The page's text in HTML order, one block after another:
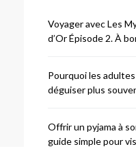
Voyager avec Les
d’Or Épisode 2. À
Pourquoi les
déguiser plus
Offrir un pyjama à
guide simple pour